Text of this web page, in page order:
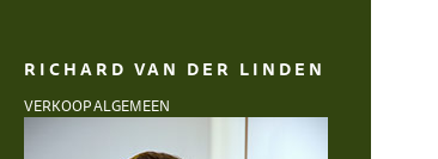
RICHARD VAN DER LINDEN
VERKOOP ALGEMEEN